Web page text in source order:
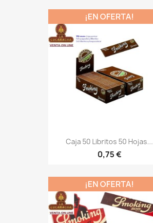
Caja 50 Libritos 50 Hojas...
0,75 €
¡EN OFERTA!
¡EN OFERTA!